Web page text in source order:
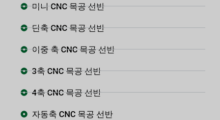
미니 CNC 목공 선반
단축 CNC 목공 선반
이중 축 CNC 목공 선반
3축 CNC 목공 선반
4축 CNC 목공 선반
자동축 CNC 목공 선반